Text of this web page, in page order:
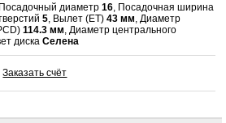
диаметр16, Посадочная ширина
5, Вылет (ET)43 мм, Диаметр
114.3 мм, Диаметр центрального
дискаСелена
Заказать счёт